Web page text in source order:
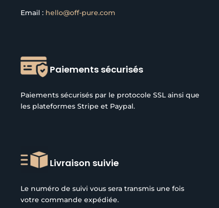
Email : hello@off-pure.com
Paiements sécurisés
Paiements sécurisés par le protocole SSL ainsi que
les plateformes Stripe et Paypal.
Livraison suivie
Le numéro de suivi vous sera transmis une fois
votre commande expédiée.